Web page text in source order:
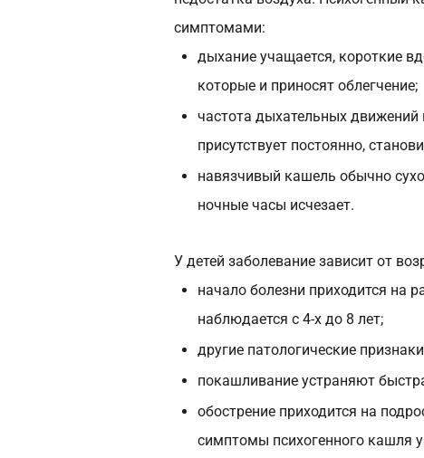
симптомами:
дыхание учащается, короткие
которые и приносят облегчение;
частота дыхательных движений
присутствует постоянно,
навязчивый кашель обычно
ночные часы исчезает.
У детей заболевание зависит от
начало болезни приходится на
наблюдается с 4-х до 8 лет;
другие патологические
покашливание устраняют
обострение приходится на
симптомы психогенного кашля